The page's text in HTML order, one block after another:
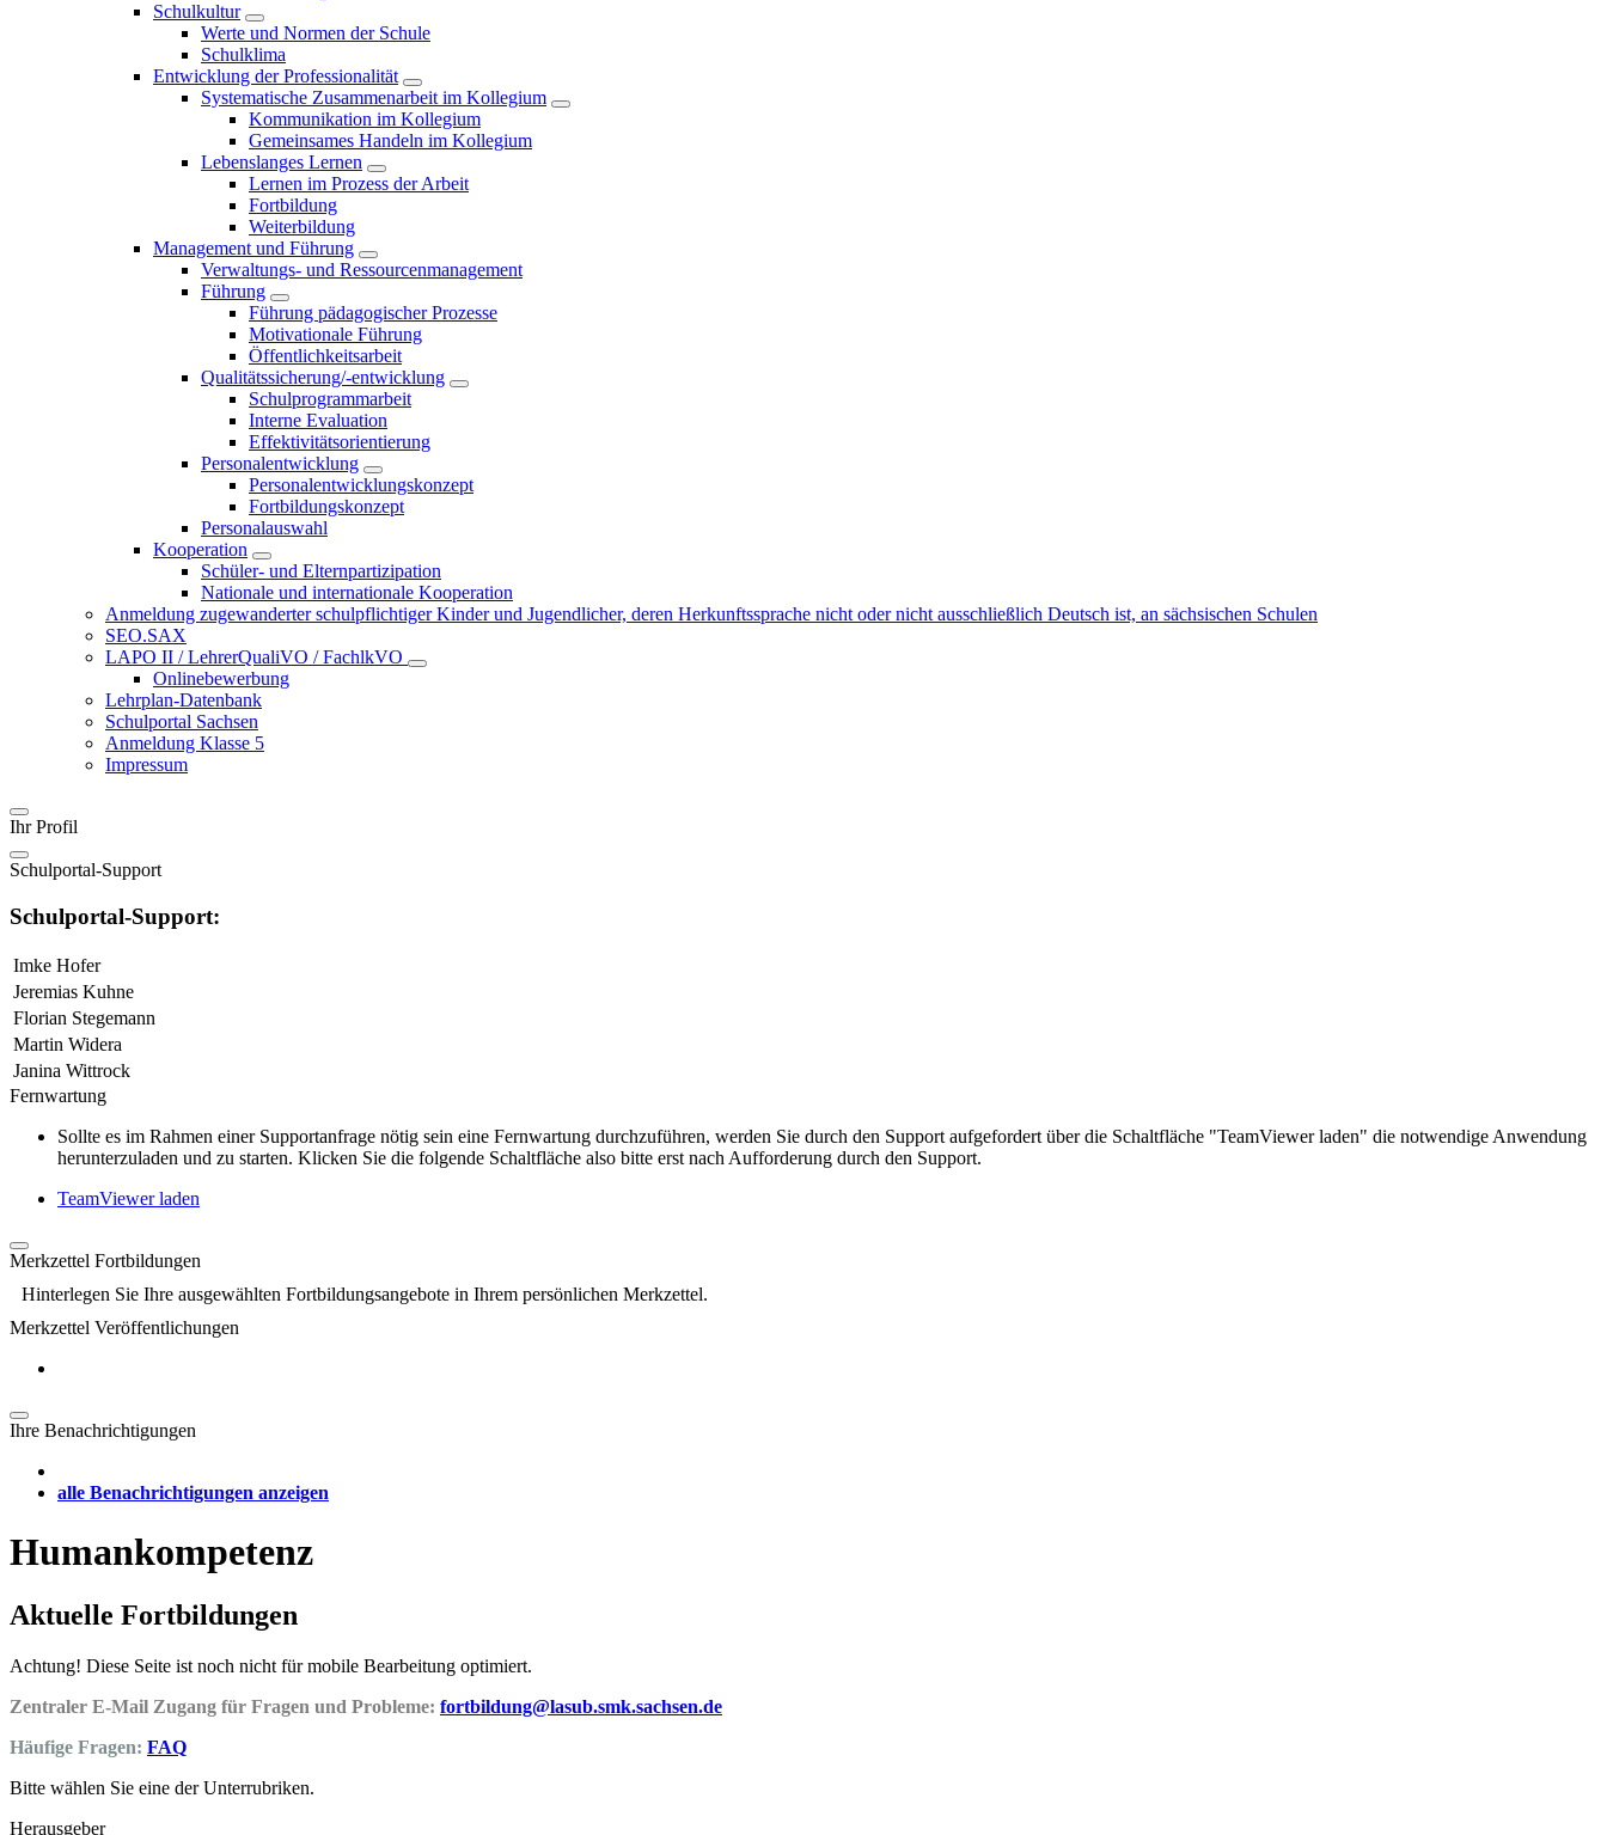
Schulkultur
Werte und Normen der Schule
Schulklima
Entwicklung der Professionalität
Systematische Zusammenarbeit im Kollegium
Kommunikation im Kollegium
Gemeinsames Handeln im Kollegium
Lebenslanges Lernen
Lernen im Prozess der Arbeit
Fortbildung
Weiterbildung
Management und Führung
Verwaltungs- und Ressourcenmanagement
Führung
Führung pädagogischer Prozesse
Motivationale Führung
Öffentlichkeitsarbeit
Qualitätssicherung/-entwicklung
Schulprogrammarbeit
Interne Evaluation
Effektivitätsorientierung
Personalentwicklung
Personalentwicklungskonzept
Fortbildungskonzept
Personalauswahl
Kooperation
Schüler- und Elternpartizipation
Nationale und internationale Kooperation
Anmeldung zugewanderter schulpflichtiger Kinder und Jugendlicher, deren Herkunftssprache nicht oder nicht ausschließlich Deutsch ist, an sächsischen Schulen
SEO.SAX
LAPO II / LehrerQualiVO / FachlkVO
Onlinebewerbung
Lehrplan-Datenbank
Schulportal Sachsen
Anmeldung Klasse 5
Impressum
Ihr Profil
Schulportal-Support
Schulportal-Support:
Imke Hofer
Jeremias Kuhne
Florian Stegemann
Martin Widera
Janina Wittrock
Fernwartung
Sollte es im Rahmen einer Supportanfrage nötig sein eine Fernwartung durchzuführen, werden Sie durch den Support aufgefordert über die Schaltfläche "TeamViewer laden" die notwendige Anwendung
herunterzuladen und zu starten. Klicken Sie die folgende Schaltfläche also bitte erst nach Aufforderung durch den Support.
TeamViewer laden
Merkzettel Fortbildungen
Hinterlegen Sie Ihre ausgewählten Fortbildungsangebote in Ihrem persönlichen Merkzettel.
Merkzettel Veröffentlichungen
Ihre Benachrichtigungen
alle Benachrichtigungen anzeigen
Humankompetenz
Aktuelle Fortbildungen
Achtung! Diese Seite ist noch nicht für mobile Bearbeitung optimiert.
Zentraler E-Mail Zugang für Fragen und Probleme: fortbildung@lasub.smk.sachsen.de
Häufige Fragen: FAQ
Bitte wählen Sie eine der Unterrubriken.
Herausgeber